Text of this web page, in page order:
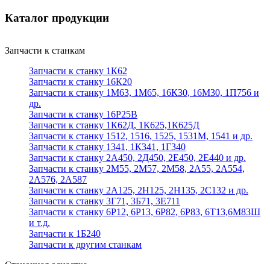
Каталог продукции
Запчасти к станкам
Запчасти к станку 1К62
Запчасти к станку 16К20
Запчасти к станку 1М63, 1М65, 16К30, 16М30, 1П756 и
др.
Запчасти к станку 16Р25В
Запчасти к станку 1К62Д, 1К625,1К625Д
Запчасти к станку 1512, 1516, 1525, 1531М, 1541 и др.
Запчасти к станку 1341, 1К341, 1Г340
Запчасти к станку 2А450, 2Д450, 2Е450, 2Е440 и др.
Запчасти к станку 2М55, 2М57, 2М58, 2А55, 2А554,
2А576, 2А587
Запчасти к станку 2А125, 2Н125, 2Н135, 2С132 и др.
Запчасти к станку 3Г71, 3Б71, 3Е711
Запчасти к станку 6Р12, 6Р13, 6Р82, 6Р83, 6Т13,6М83Ш
и т.д.
Запчасти к 1Б240
Запчасти к другим станкам